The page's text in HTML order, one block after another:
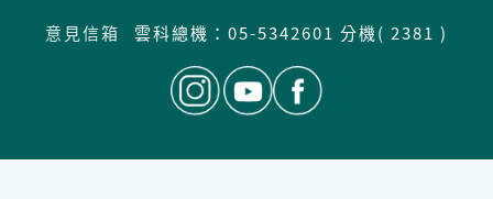
意見信箱
雲科總機： 05-5342601 分機( 2381 )